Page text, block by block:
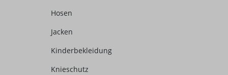
Hosen
Jacken
Kinderbekleidung
Knieschutz